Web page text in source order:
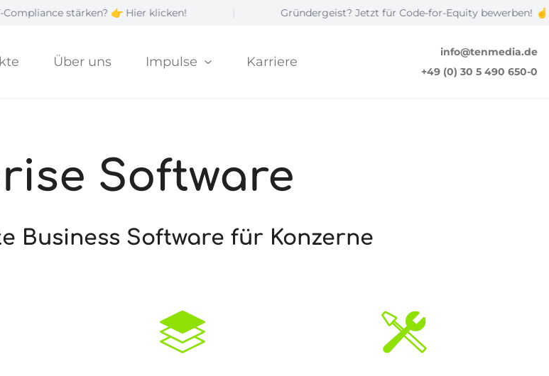
stärken? 👉 Hier klicken! | Gründergeist? Jetzt für Code-for-Equity bewerben! ☝️ |
Über uns Impulse Karriere
info@tenmedia.de
+49 (0) 30 5 490 650-0
Software
Business Software für Konzerne